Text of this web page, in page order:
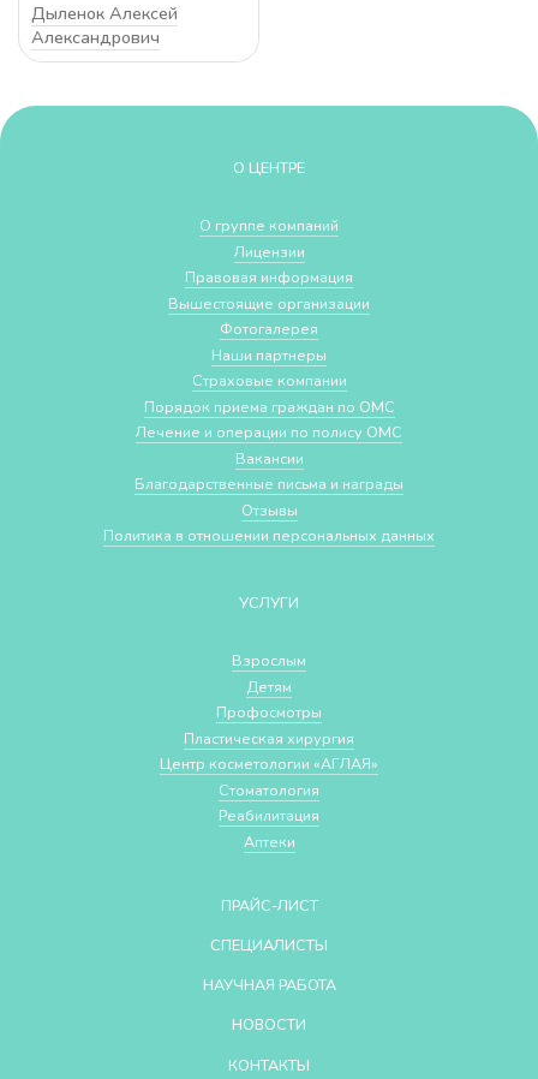
Дыленок Алексей
Александрович
О ЦЕНТРЕ
О группе компаний
Лицензии
Правовая информация
Вышестоящие организации
Фотогалерея
Наши партнеры
Страховые компании
Порядок приема граждан по ОМС
Лечение и операции по полису ОМС
Вакансии
Благодарственные письма и награды
Отзывы
Политика в отношении персональных данных
УСЛУГИ
Взрослым
Детям
Профосмотры
Пластическая хирургия
Центр косметологии «АГЛАЯ»
Стоматология
Реабилитация
Аптеки
ПРАЙС-ЛИСТ
СПЕЦИАЛИСТЫ
НАУЧНАЯ РАБОТА
НОВОСТИ
КОНТАКТЫ